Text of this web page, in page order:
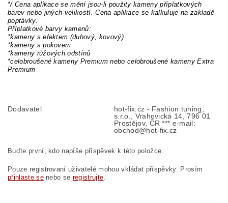
*/ Cena aplikace se mění jsou-li použity kameny příplatkových
barev nebo jiných velikostí. Cena aplikace se kalkuluje na zakladě
poptávky.
Příplatkové barvy kamenů:
*kameny s efektem (duhový, kovový)
*kameny s pokovem
*kameny růžových odstínů
*celobroušené kameny Premium nebo celobroušené kameny Extra
Premium
Dodavatel
hot-fix.cz - Fashion tuning,
s.r.o., Vrahovická 14, 796 01
Prostějov, ČR *** e-mail:
obchod@hot-fix.cz
Buďte první, kdo napíše příspěvek k této položce.
Pouze registrovaní uživatelé mohou vkládat příspěvky. Prosím
přihlaste senebo se registrujte.